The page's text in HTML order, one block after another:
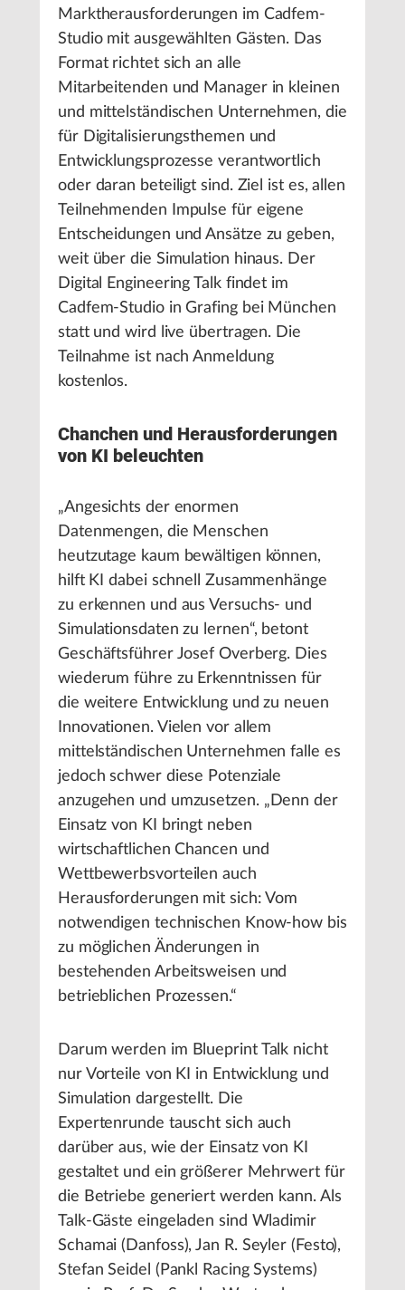
Marktherausforderungen im Cadfem-
Studio mit ausgewählten Gästen. Das
Format richtet sich an alle
Mitarbeitenden und Manager in kleinen
und mittelständischen Unternehmen, die
für Digitalisierungsthemen und
Entwicklungsprozesse verantwortlich
oder daran beteiligt sind. Ziel ist es, allen
Teilnehmenden Impulse für eigene
Entscheidungen und Ansätze zu geben,
weit über die Simulation hinaus. Der
Digital Engineering Talk findet im
Cadfem-Studio in Grafing bei München
statt und wird live übertragen. Die
Teilnahme ist nach Anmeldung
kostenlos.
Chanchen und Herausforderungen
von KI beleuchten
„Angesichts der enormen
Datenmengen, die Menschen
heutzutage kaum bewältigen können,
hilft KI dabei schnell Zusammenhänge
zu erkennen und aus Versuchs- und
Simulationsdaten zu lernen“, betont
Geschäftsführer Josef Overberg. Dies
wiederum führe zu Erkenntnissen für
die weitere Entwicklung und zu neuen
Innovationen. Vielen vor allem
mittelständischen Unternehmen falle es
jedoch schwer diese Potenziale
anzugehen und umzusetzen. „Denn der
Einsatz von KI bringt neben
wirtschaftlichen Chancen und
Wettbewerbsvorteilen auch
Herausforderungen mit sich: Vom
notwendigen technischen Know-how bis
zu möglichen Änderungen in
bestehenden Arbeitsweisen und
betrieblichen Prozessen.“
Darum werden im Blueprint Talk nicht
nur Vorteile von KI in Entwicklung und
Simulation dargestellt. Die
Expertenrunde tauscht sich auch
darüber aus, wie der Einsatz von KI
gestaltet und ein größerer Mehrwert für
die Betriebe generiert werden kann. Als
Talk-Gäste eingeladen sind Wladimir
Schamai (Danfoss), Jan R. Seyler (Festo),
Stefan Seidel (Pankl Racing Systems)